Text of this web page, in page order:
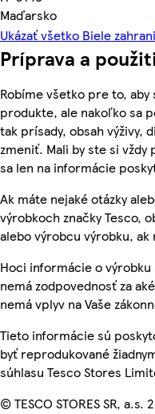
Maďarsko
Ukázať všetko Biele
Príprava a
Robíme všetko pre to,
produkte, ale nakoľko sa
tak prísady, obsah výživy,
zmeniť. Mali by ste si
sa len na informácie
Ak máte nejaké otázky
výrobkoch značky Tesco,
alebo výrobcu výrobku, ak
Hoci informácie o
nemá zodpovednosť za
nemá vplyv na Vaše
Tieto informácie sú
byť reprodukované
súhlasu Tesco Stores
© TESCO STORES SR, a.s.